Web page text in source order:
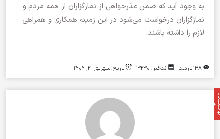
به وجود آید که ضمن عذرخواهی از نمازگزاران از همه مردم و
نمازگزاران درخواست‌ می‌شود در این زمینه همکاری و همراهی
لازم را داشته باشند.
کدخبر: 13230 تاریخ: شهریور 21, 1404